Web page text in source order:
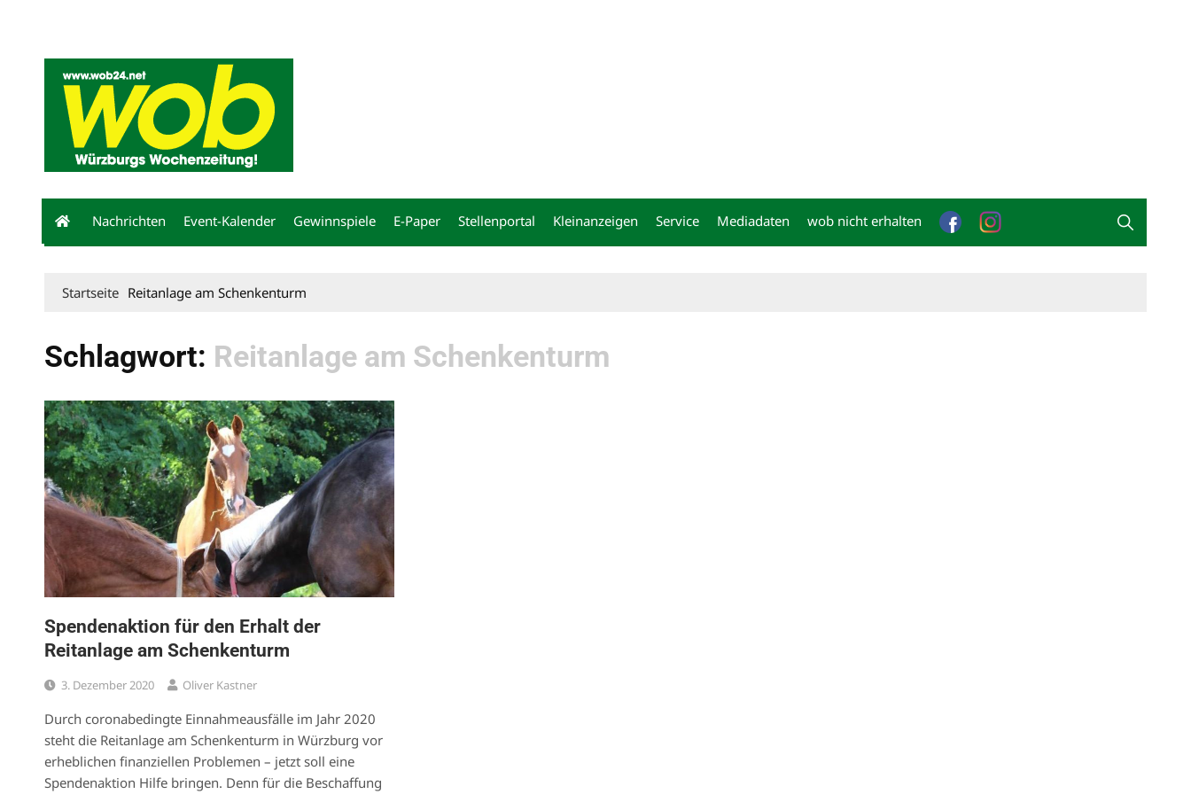
Nachrichten Event-Kalender Gewinnspiele E-Paper Stellenportal Kleinanzeigen Service Mediadaten wob nicht erhalten
Startseite Reitanlage am Schenkenturm
Schlagwort: Reitanlage am Schenkenturm
Spendenaktion für den Erhalt der
Reitanlage am Schenkenturm
3. Dezember 2020 Oliver Kastner
Durch coronabedingte Einnahmeausfälle im Jahr 2020
steht die Reitanlage am Schenkenturm in Würzburg vor
erheblichen finanziellen Problemen – jetzt soll eine
Spendenaktion Hilfe bringen. Denn für die Beschaffung